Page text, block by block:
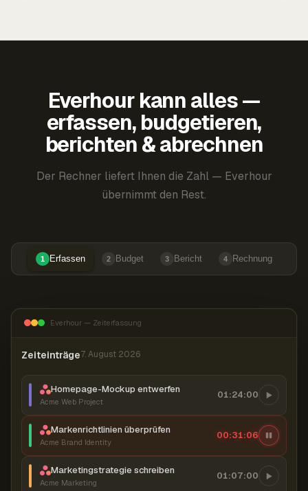
Everhour kann alles —
erfassen, budgetieren,
berichten & abrechnen
Der Rechner liefert Ihnen die Zahl — Everhour
übernimmt den Rest.
1 Erfassen 2 Budget 3 Bericht 4 Rechnung
Everhour — Zeiterfassung
Zeiteinträge7. August 2026
Homepage-Mockup entwerfen
Acme Web Project
01:24:00
Markenrichtlinien überprüfen
Acme Brand Identity
00:31:07
Marketingstrategie schreiben
Acme Marketing
01:07:00